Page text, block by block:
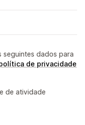
seguintes dados para
de privacidade
de atividade